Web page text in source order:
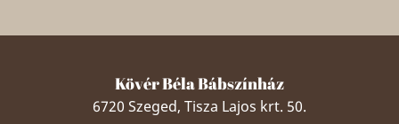
Kövér Béla Bábszínház
6720 Szeged, Tisza Lajos krt. 50.